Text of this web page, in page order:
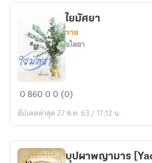
ใย
ใยมัศยา
วาย
อไลอา
086000 (0)
อัปเดตล่าสุด 27 ส.ค. 63 / 17:12 น.
บุปผาพญามาร